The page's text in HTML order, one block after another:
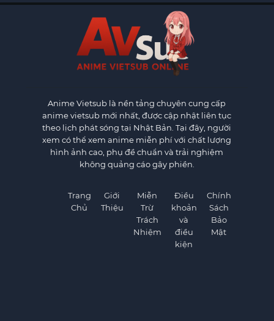
Anime Vietsub là nền tảng chuyên cung cấp
anime vietsub mới nhất, được cập nhật liên tục
theo lịch phát sóng tại Nhật Bản. Tại đây, người
xem có thể xem anime miễn phí với chất lượng
hình ảnh cao, phụ đề chuẩn và trải nghiệm
không quảng cáo gây phiền.
Trang
Chủ
Giới
Thiệu
Miễn
Trừ
Trách
Nhiệm
Điều
khoản
và
điều
kiện
Chính
Sách
Bảo
Mật